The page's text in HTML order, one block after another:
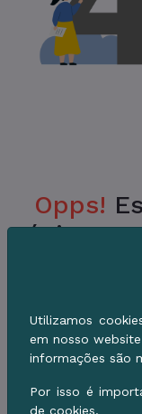
Opps!
Página
Verifique a
Utilizamos
em nosso
informações são
Por isso é
de cookies.